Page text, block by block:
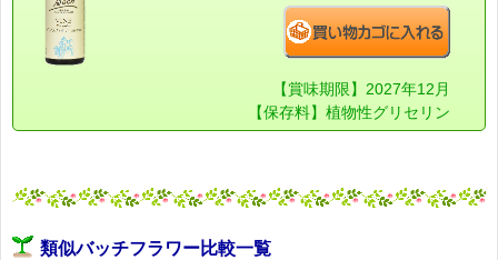
【賞味期限】2027年12月
【保存料】植物性グリセリン
類似バッチフラワー比較一覧